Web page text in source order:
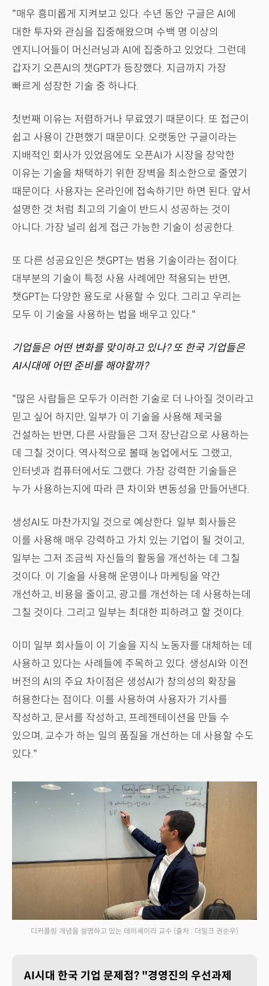
"매우 흥미롭게 지켜보고 있다. 수년 동안 구글은 AI에
대한 투자와 관심을 집중해왔으며 수백 명 이상의
엔지니어들이 머신러닝과 AI에 집중하고 있었다. 그런데
갑자기 오픈AI의 챗GPT가 등장했다. 지금까지 가장
빠르게 성장한 기술 중 하나다.
첫번째 이유는 저렴하거나 무료였기 때문이다. 또 접근이
쉽고 사용이 간편했기 때문이다. 오랫동안 구글이라는
지배적인 회사가 있었음에도 오픈AI가 시장을 장악한
이유는 기술을 채택하기 위한 장벽을 최소한으로 줄였기
때문이다. 사용자는 온라인에 접속하기만 하면 된다. 앞서
설명한 것 처럼 최고의 기술이 반드시 성공하는 것이
아니다. 가장 널리 쉽게 접근 가능한 기술이 성공한다.
또 다른 성공요인은 챗GPT는 범용 기술이라는 점이다.
대부분의 기술이 특정 사용 사례에만 적용되는 반면,
챗GPT는 다양한 용도로 사용할 수 있다. 그리고 우리는
모두 이 기술을 사용하는 법을 배우고 있다."
기업들은 어떤 변화를 맞이하고 있나? 또 한국 기업들은
AI시대에 어떤 준비를 해야할까?
"많은 사람들은 모두가 이러한 기술로 더 나아질 것이라고
믿고 싶어 하지만, 일부가 이 기술을 사용해 제국을
건설하는 반면, 다른 사람들은 그저 장난감으로 사용하는
데 그칠 것이다. 역사적으로 볼때 농업에서도 그랬고,
인터넷과 컴퓨터에서도 그랬다. 가장 강력한 기술들은
누가 사용하는지에 따라 큰 차이와 변동성을 만들어낸다.
생성AI도 마찬가지일 것으로 예상한다. 일부 회사들은
이를 사용해 매우 강력하고 가치 있는 기업이 될 것이고,
일부는 그저 조금씩 자신들의 활동을 개선하는 데 그칠
것이다. 이 기술을 사용해 운영이나 마케팅을 약간
개선하고, 비용을 줄이고, 광고를 개선하는 데 사용하는데
그칠 것이다. 그리고 일부는 최대한 피하려고 할 것이다.
이미 일부 회사들이 이 기술을 지식 노동자를 대체하는 데
사용하고 있다는 사례들에 주목하고 있다. 생성AI와 이전
버전의 AI의 주요 차이점은 생성AI가 창의성의 확장을
허용한다는 점이다. 이를 사용하여 사용자가 기사를
작성하고, 문서를 작성하고, 프레젠테이션을 만들 수
있으며, 교수가 하는 일의 품질을 개선하는 데 사용할 수도
있다."
디커플링 개념을 설명하고 있는 테이셰이라 교수 (출처 : 더밀크 권순우)
AI시대 한국 기업 문제점? "경영진의 우선과제